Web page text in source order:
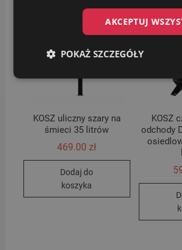
KOSZ uliczny szary na
śmieci 35 litrów
469.00zł
Dodaj do
koszyka
KOSZ
odchody
AKCEPTUJ
POKAŻ SZCZEGÓŁY